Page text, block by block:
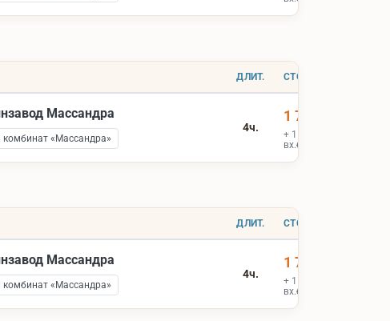
ДЛИТ. СТОИМОСТЬ
Массандра
комбинат «Массандра»
4ч.
1 700 ₽
+ 1 900 ₽
вх.билеты
ДЛИТ. СТОИМОСТЬ
Массандра
комбинат «Массандра»
4ч.
1 700 ₽
+ 1 900 ₽
вх.билеты